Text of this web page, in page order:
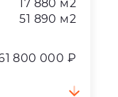
17 880 м2
51 890 м2
800 000 ₽